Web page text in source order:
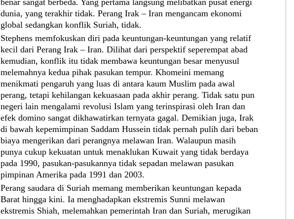
benar sangat berbeda. Yang pertama langsung melibatkan pusat energi
dunia, yang terakhir tidak. Perang Irak – Iran mengancam ekonomi
global sedangkan konflik Suriah, tidak.
Stephens memfokuskan diri pada keuntungan-keuntungan yang relatif
kecil dari Perang Irak – Iran. Dilihat dari perspektif seperempat abad
kemudian, konflik itu tidak membawa keuntungan besar menyusul
melemahnya kedua pihak pasukan tempur. Khomeini memang
menikmati pengaruh yang luas di antara kaum Muslim pada awal
perang, tetapi kehilangan kekuasaan pada akhir perang. Tidak satu pun
negeri lain mengalami revolusi Islam yang terinspirasi oleh Iran dan
efek domino sangat dikhawatirkan ternyata gagal. Demikian juga, Irak
di bawah kepemimpinan Saddam Hussein tidak pernah pulih dari beban
biaya mengerikan dari perangnya melawan Iran. Walaupun masih
punya cukup kekuatan untuk menaklukan Kuwait yang tidak berdaya
pada 1990, pasukan-pasukannya tidak sepadan melawan pasukan
pimpinan Amerika pada 1991 dan 2003.
Perang saudara di Suriah memang memberikan keuntungan kepada
Barat hingga kini. Ia menghadapkan ekstremis Sunni melawan
ekstremis Shiah, melemahkan pemerintah Iran dan Suriah, merugikan